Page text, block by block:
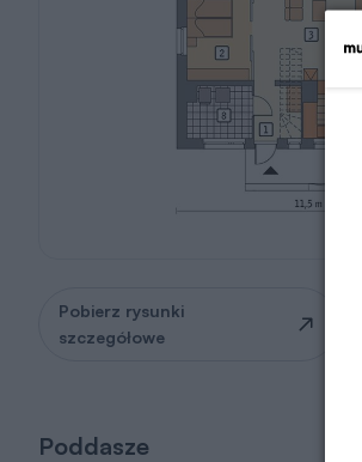
Pobierz rysunki
szczegółowe
Poddasze